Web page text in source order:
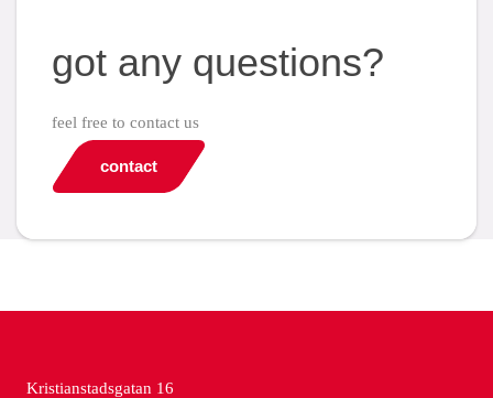
got any questions?
feel free to contact us
contact
Kristianstadsgatan 16